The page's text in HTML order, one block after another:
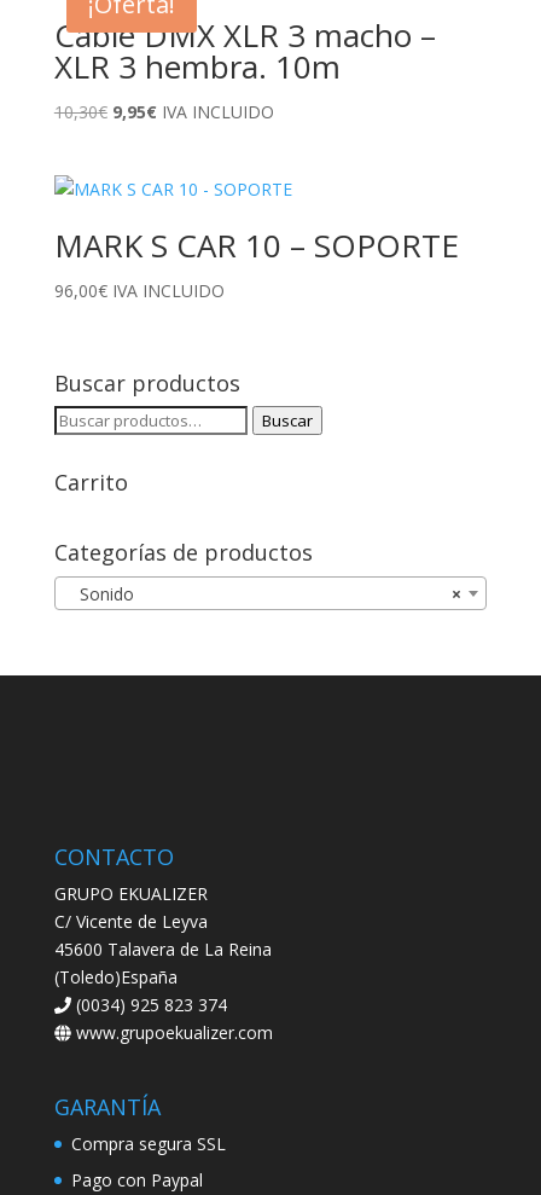
27,00€.20,50€.
Cable DMX XLR 3 macho –
XLR 3 hembra. 10m
10,30€ El
era:
9,95€El
es:
IVA INCLUIDO
MARK S CAR 10 – SOPORTE
96,00€ IVA INCLUIDO
Buscar productos
Buscar
Buscar
Carrito
Categorías de productos
×
Sonido
CONTACTO
GRUPO EKUALIZER
C/ Vicente de Leyva
45600 Talavera de La Reina
(Toledo)España
(0034) 925 823 374
www.grupoekualizer.com
GARANTÍA
Compra segura SSL
Pago con Paypal